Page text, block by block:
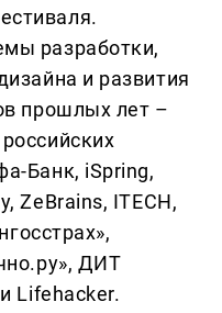
разработки,
и развития
прошлых лет –
Банк, iSpring,
ZeBrains, ITECH,
ДИТ
Lifehacker.